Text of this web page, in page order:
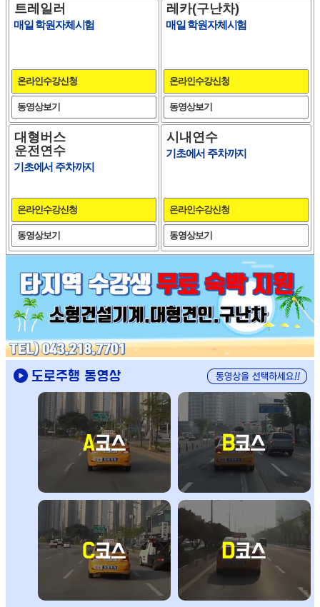
트레일러
매일 학원자체시험
온라인수강신청
동영상보기
레카(구난차)
매일 학원자체시험
온라인수강신청
동영상보기
대형버스
운전연수
기초에서 주차까지
온라인수강신청
동영상보기
시내연수
기초에서 주차까지
온라인수강신청
동영상보기